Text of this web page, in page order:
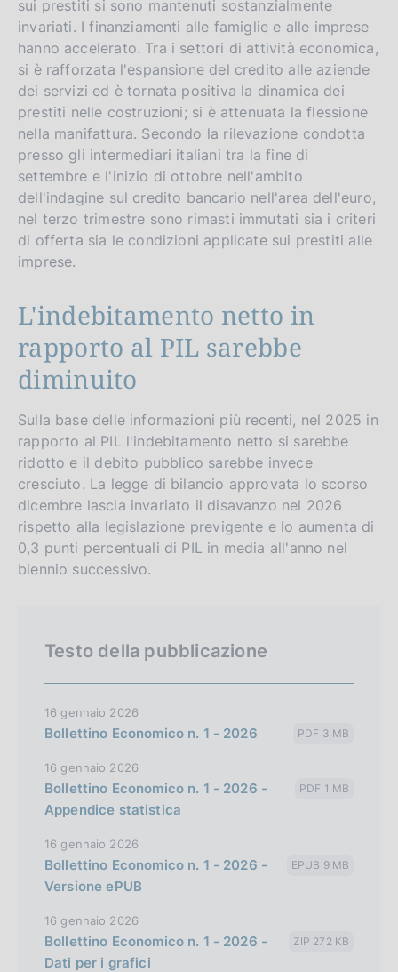
sui prestiti si sono mantenuti sostanzialmente
invariati. I finanziamenti alle famiglie e alle imprese
hanno accelerato. Tra i settori di attività economica,
si è rafforzata l'espansione del credito alle aziende
dei servizi ed è tornata positiva la dinamica dei
prestiti nelle costruzioni; si è attenuata la flessione
nella manifattura. Secondo la rilevazione condotta
presso gli intermediari italiani tra la fine di
settembre e l'inizio di ottobre nell'ambito
dell'indagine sul credito bancario nell'area dell'euro,
nel terzo trimestre sono rimasti immutati sia i criteri
di offerta sia le condizioni applicate sui prestiti alle
imprese.
L'indebitamento netto in
rapporto al PIL sarebbe
diminuito
Sulla base delle informazioni più recenti, nel 2025 in
rapporto al PIL l'indebitamento netto si sarebbe
ridotto e il debito pubblico sarebbe invece
cresciuto. La legge di bilancio approvata lo scorso
dicembre lascia invariato il disavanzo nel 2026
rispetto alla legislazione previgente e lo aumenta di
0,3 punti percentuali di PIL in media all'anno nel
biennio successivo.
Testo della pubblicazione
16 gennaio 2026
Bollettino Economico n. 1 - 2026 PDF 3 MB
16 gennaio 2026
Bollettino Economico n. 1 - 2026 -
Appendice statistica
PDF 1 MB
16 gennaio 2026
Bollettino Economico n. 1 - 2026 -
Versione ePUB
EPUB 9 MB
16 gennaio 2026
Bollettino Economico n. 1 - 2026 -
Dati per i grafici
ZIP 272 KB